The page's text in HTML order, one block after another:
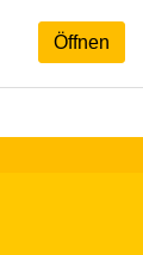
Öffnen